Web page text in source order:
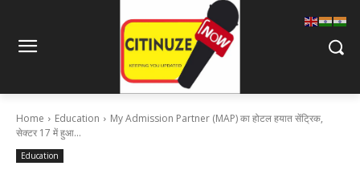
Home Education
My Admission Partner (MAP) का होटल हयात सेंट्रिक,
सेक्टर 17 में हुआ...
Education